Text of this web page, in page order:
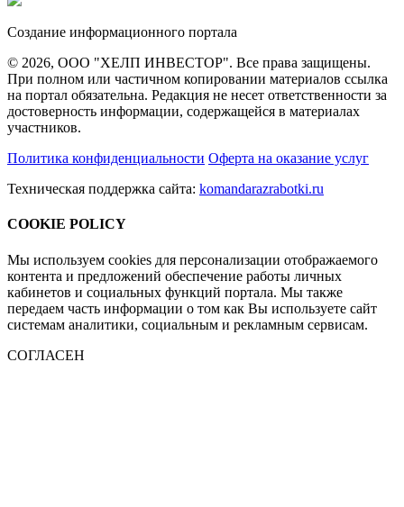
Создание информационного портала
© 2026, ООО "ХЕЛП ИНВЕСТОР". Все права защищены.
При полном или частичном копировании материалов ссылка
на портал обязательна. Редакция не несет ответственности за
достоверность информации, содержащейся в материалах
участников.
Политика конфиденциальности Оферта на оказание услуг
Техническая поддержка сайта: komandarazrabotki.ru
COOKIE POLICY
Мы используем cookies для персонализации отображаемого
контента и предложений обеспечение работы личных
кабинетов и социальных функций портала. Мы также
передаем часть информации о том как Вы используете сайт
системам аналитики, социальным и рекламным сервисам.
СОГЛАСЕН